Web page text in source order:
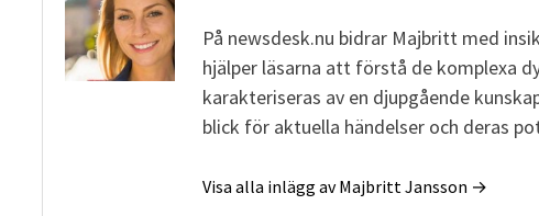
På newsdesk.nu bidrar Majbritt med
hjälper läsarna att förstå de komplexa
karakteriseras av en djupgående
blick för aktuella händelser och deras
Visa alla inlägg av Majbritt Jansson →